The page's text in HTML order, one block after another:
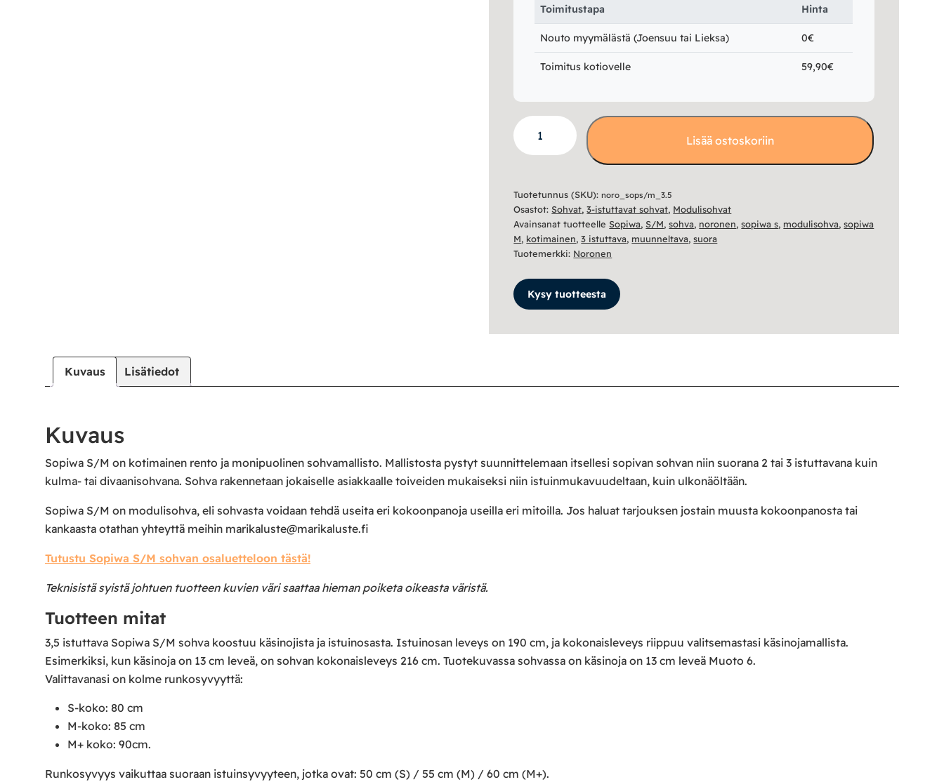
Toimitustapa Hinta
Nouto myymälästä (Joensuu tai Lieksa) 0€
Toimitus kotiovelle 59,90€
Sopiwa
S/M
sohva
määrä
Lisää ostoskoriin
Tuotetunnus (SKU):noro_sops/m_3.5
Osastot:Sohvat,3-istuttavat sohvat, Modulisohvat
Avainsanat tuotteelleSopiwa,S/M,sohva, noronen,sopiwa s, modulisohva,sopiwa
M, kotimainen,3 istuttava, muunneltava,suora
Tuotemerkki: Noronen
Kysy tuotteesta
Kuvaus Lisätiedot
Kuvaus
Sopiwa S/M on kotimainen rento ja monipuolinen sohvamallisto. Mallistosta pystyt suunnittelemaan itsellesi sopivan sohvan niin suorana 2 tai 3 istuttavana kuin
kulma- tai divaanisohvana. Sohva rakennetaan jokaiselle asiakkaalle toiveiden mukaiseksi niin istuinmukavuudeltaan, kuin ulkonäöltään.
Sopiwa S/M on modulisohva, eli sohvasta voidaan tehdä useita eri kokoonpanoja useilla eri mitoilla. Jos haluat tarjouksen jostain muusta kokoonpanosta tai
kankaasta otathan yhteyttä meihin marikaluste@marikaluste.fi
Tutustu Sopiwa S/M sohvan osaluetteloon tästä!
Teknisistä syistä johtuen tuotteen kuvien väri saattaa hieman poiketa oikeasta väristä.
Tuotteen mitat
3,5 istuttava Sopiwa S/M sohva koostuu käsinojista ja istuinosasta. Istuinosan leveys on 190 cm, ja kokonaisleveys riippuu valitsemastasi käsinojamallista.
Esimerkiksi, kun käsinoja on 13 cm leveä, on sohvan kokonaisleveys 216 cm. Tuotekuvassa sohvassa on käsinoja on 13 cm leveä Muoto 6.
Valittavanasi on kolme runkosyvyyttä:
S-koko: 80 cm
M-koko: 85 cm
M+ koko: 90cm.
Runkosyvyys vaikuttaa suoraan istuinsyvyyteen, jotka ovat: 50 cm (S) / 55 cm (M) / 60 cm (M+).